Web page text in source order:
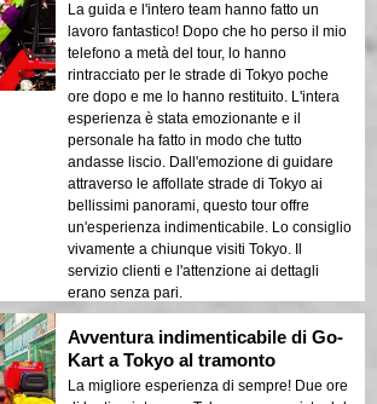
La guida e l'intero team hanno fatto un
lavoro fantastico! Dopo che ho perso il mio
telefono a metà del tour, lo hanno
rintracciato per le strade di Tokyo poche
ore dopo e me lo hanno restituito. L'intera
esperienza è stata emozionante e il
personale ha fatto in modo che tutto
andasse liscio. Dall'emozione di guidare
attraverso le affollate strade di Tokyo ai
bellissimi panorami, questo tour offre
un'esperienza indimenticabile. Lo consiglio
vivamente a chiunque visiti Tokyo. Il
servizio clienti e l'attenzione ai dettagli
erano senza pari.
Avventura indimenticabile di Go-
Kart a Tokyo al tramonto
La migliore esperienza di sempre! Due ore